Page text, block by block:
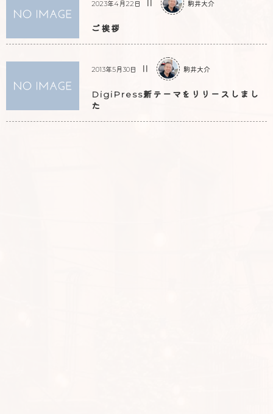
2023年4月22日 駒井大介
ご挨拶
2013年5月30日 駒井大介
DigiPress新テーマをリリースしまし
た